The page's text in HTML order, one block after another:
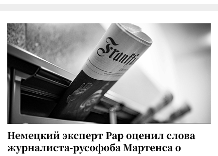
Немецкий эксперт Рар оценил слова
журналиста-русофоба Мартенса о